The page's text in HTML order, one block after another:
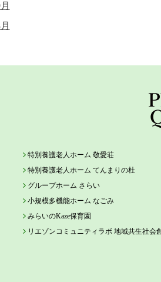
特別養護老人ホーム 敬愛荘
特別養護老人ホーム てんまりの杜
グループホーム さらい
小規模多機能ホーム なごみ
みらいのKaze保育園
リエゾンコミュニティラボ 地域共生社会